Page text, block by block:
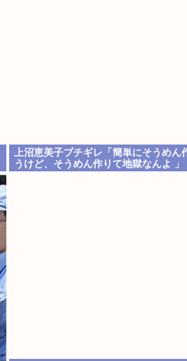
上沼恵美子ブチギレ「簡単にそうめん
うけど、そうめん作りて地獄なんよ 」